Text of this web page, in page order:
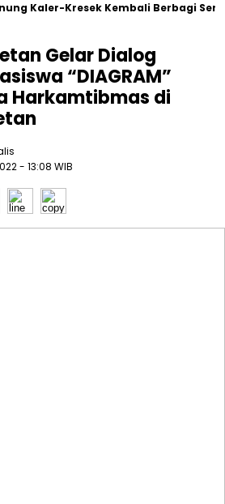
Kaler-Kresek Kembali Berbagi
Gelar Dialog
“DIAGRAM”
Harkamtibmas di
- 13:08 WIB